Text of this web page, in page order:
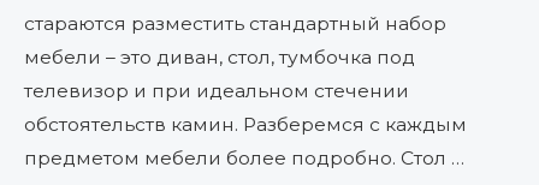
стараются разместить стандартный набор
мебели – это диван, стол, тумбочка под
телевизор и при идеальном стечении
обстоятельств камин. Разберемся с каждым
предметом мебели более подробно. Стол …